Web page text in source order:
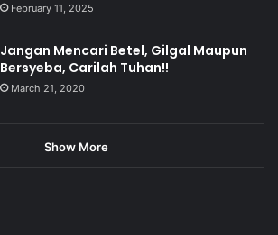
February 11, 2025
Jangan Mencari Betel, Gilgal Maupun
Bersyeba, Carilah Tuhan!!
March 21, 2020
Show More